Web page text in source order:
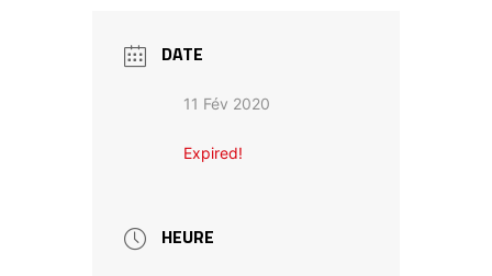
DATE
11 Fév 2020
Expired!
HEURE